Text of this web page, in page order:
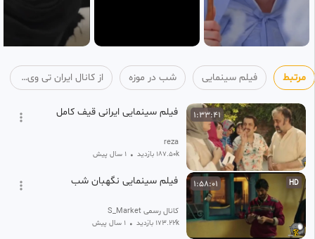
مرتبط فیلم سینمایی شب در موزه از کانال ایران تی ویRubika.ir/fa_irantv
1:33:41 فیلم سینمایی ایرانی قیف کامل
reza
187.50k بازدید • 1 سال پیش
HD
1:58:01 فیلم سینمایی نگهبان شب
کانال رسمی S_Market
173.22k بازدید • 1 سال پیش